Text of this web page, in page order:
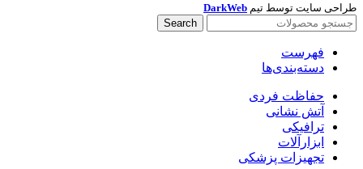
طراحی سایت توسط تیم DarkWeb
Search
فهرست
دسته‌بندی‌ها
حفاظت فردی
آتش نشانی
ترافیکی
ابزارآلات
تجهیزات پزشکی